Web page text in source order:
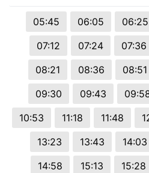
05:45 06:05 06:25
07:12
07:24 07:36
08:21
08:36 08:51
09:30
09:43
10:53
11:18 11:48
13:23
13:43 14:03
14:58
15:13 15:28